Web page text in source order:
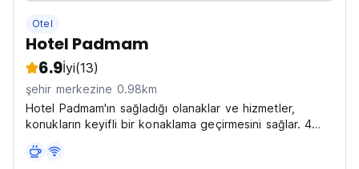
Otel
Hotel Padmam
6.9İyi(13)
şehir merkezine 0.98km
Hotel Padmam'ın sağladığı olanaklar ve hizmetler,
konukların keyifli bir konaklama geçirmesini sağlar. 4
ev ve modern konforlar sağlar.